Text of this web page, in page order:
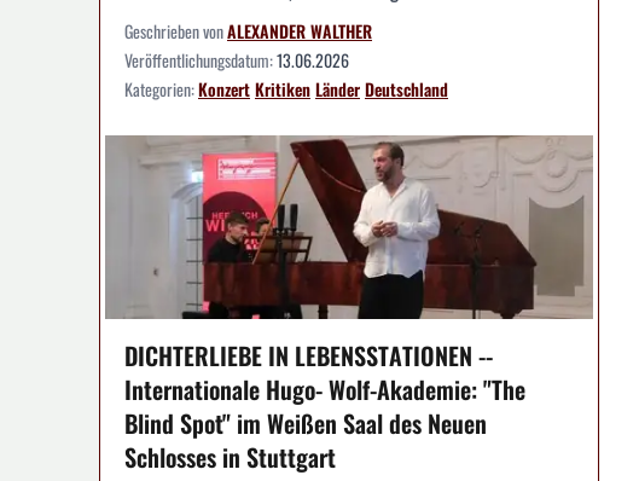
Geschrieben vonALEXANDER WALTHER
Veröffentlichungsdatum:13.06.2026
Kategorien:KonzertKritikenLänderDeutschland
DICHTERLIEBE IN LEBENSSTATIONEN --
Internationale Hugo- Wolf-Akademie: "The
Blind Spot" im Weißen Saal des Neuen
Schlosses in Stuttgart